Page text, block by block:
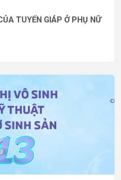
TUYẾN GIÁP Ở PHỤ NỮ